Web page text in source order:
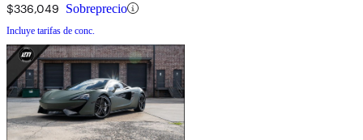
$336,049 Sobreprecio
Incluye tarifas de conc.